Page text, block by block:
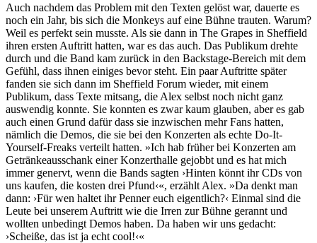
Auch nachdem das Problem mit den Texten gelöst war, dauerte es
noch ein Jahr, bis sich die Monkeys auf eine Bühne trauten. Warum?
Weil es perfekt sein musste. Als sie dann in The Grapes in Sheffield
ihren ersten Auftritt hatten, war es das auch. Das Publikum drehte
durch und die Band kam zurück in den Backstage-Bereich mit dem
Gefühl, dass ihnen einiges bevor steht. Ein paar Auftritte später
fanden sie sich dann im Sheffield Forum wieder, mit einem
Publikum, dass Texte mitsang, die Alex selbst noch nicht ganz
auswendig konnte. Sie konnten es zwar kaum glauben, aber es gab
auch einen Grund dafür dass sie inzwischen mehr Fans hatten,
nämlich die Demos, die sie bei den Konzerten als echte Do-It-
Yourself-Freaks verteilt hatten. »Ich hab früher bei Konzerten am
Getränkeausschank einer Konzerthalle gejobbt und es hat mich
immer genervt, wenn die Bands sagten ›Hinten könnt ihr CDs von
uns kaufen, die kosten drei Pfund‹«, erzählt Alex. »Da denkt man
dann: ›Für wen haltet ihr Penner euch eigentlich?‹ Einmal sind die
Leute bei unserem Auftritt wie die Irren zur Bühne gerannt und
wollten unbedingt Demos haben. Da haben wir uns gedacht:
›Scheiße, das ist ja echt cool!‹«